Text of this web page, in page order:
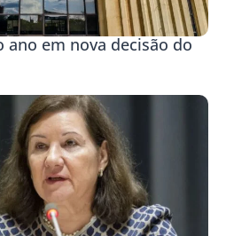
ano em nova decisão do